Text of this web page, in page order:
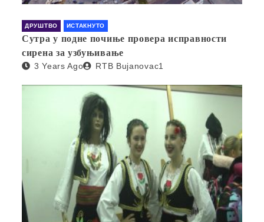
ДРУШТВО ИСТАКНУТО
Сутра у подне почиње провера исправности
сирена за узбуњивање
3 Years Ago RTB Bujanovac1